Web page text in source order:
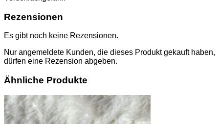
Rezensionen
Es gibt noch keine Rezensionen.
Nur angemeldete Kunden, die dieses Produkt gekauft haben,
dürfen eine Rezension abgeben.
Ähnliche Produkte